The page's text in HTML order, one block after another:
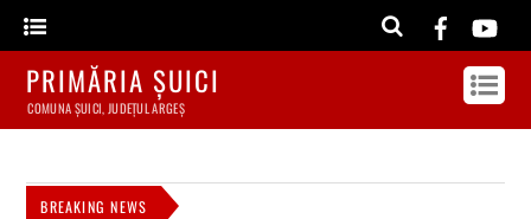
PRIMĂRIA ȘUICI
COMUNA ȘUICI, JUDEȚUL ARGEȘ
BREAKING NEWS